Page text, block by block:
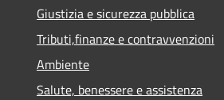
Giustizia e sicurezza pubblica
Tributi,finanze e contravvenzioni
Ambiente
Salute, benessere e assistenza